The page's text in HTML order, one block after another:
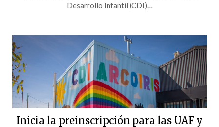
Desarrollo Infantil (CDI)…
Inicia la preinscripción para las UAF y